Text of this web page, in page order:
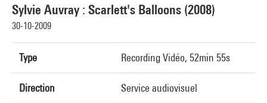
Sylvie Auvray : Scarlett's Balloons (2008)
30-10-2009
Type Recording Vidéo, 52min 55s
Direction Service audiovisuel